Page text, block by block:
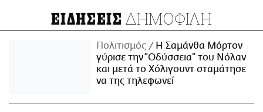
ΕΙΔΗΣΕΙΣ ΔΗΜΟΦΙΛΗ
Πολιτισμός
Η Σαμάνθα Μόρτον
γύρισε την “Οδύσσεια” του Νόλαν
και μετά το Χόλιγουντ σταμάτησε
να της τηλεφωνεί